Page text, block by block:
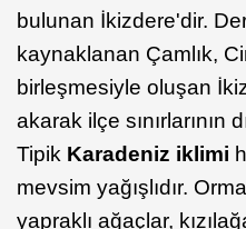
bulunan İkizdere'dir.
kaynaklanan Çamlık,
birleşmesiyle oluşan
akarak ilçe sınırlarının
Tipik Karadeniz iklimi
mevsim yağışlıdır.
yapraklı ağaçlar,